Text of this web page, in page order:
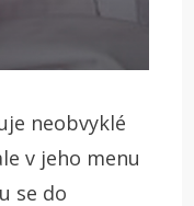
neobvyklé
v jeho menu
se do